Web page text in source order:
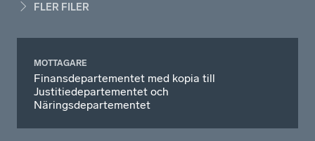
FLER FILER
MOTTAGARE
Finansdepartementet med kopia till
Justitiedepartementet och
Näringsdepartementet